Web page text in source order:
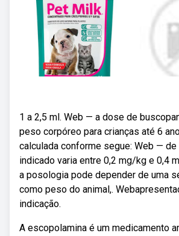
1 a 2,5 ml. Web — a dose de
peso corpóreo para crianças até 6
calculada conforme segue: Web — de
indicado varia entre 0,2 mg/kg e 0,4
a posologia pode depender de uma
como peso do animal,.
indicação.
A escopolamina é um medicamento